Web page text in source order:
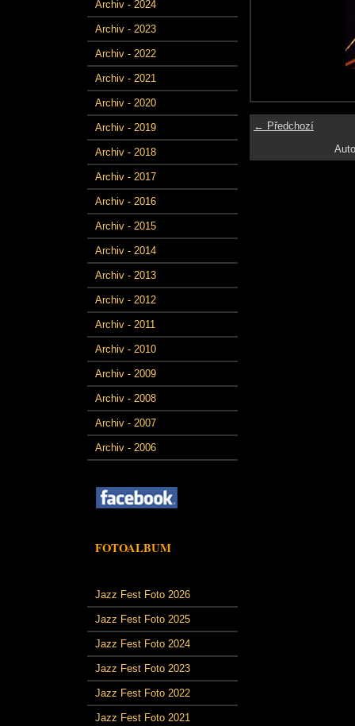
Archiv - 2024
Archiv - 2023
Archiv - 2022
Archiv - 2021
Archiv - 2020
Archiv - 2019
Archiv - 2018
Archiv - 2017
Archiv - 2016
Archiv - 2015
Archiv - 2014
Archiv - 2013
Archiv - 2012
Archiv - 2011
Archiv - 2010
Archiv - 2009
Archiv - 2008
Archiv - 2007
Archiv - 2006
FOTOALBUM
Jazz Fest Foto 2026
Jazz Fest Foto 2025
Jazz Fest Foto 2024
Jazz Fest Foto 2023
Jazz Fest Foto 2022
Jazz Fest Foto 2021
← Předchozí